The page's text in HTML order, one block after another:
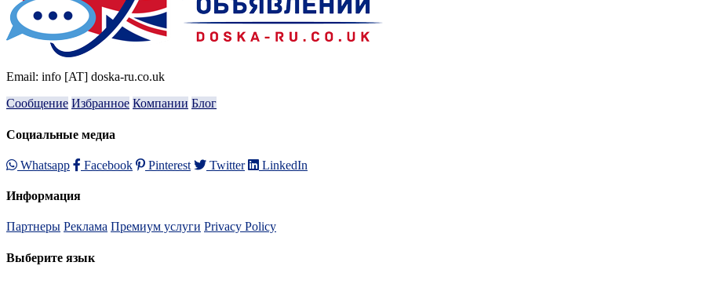
Email: info [AT] doska-ru.co.uk
Сообщение Избранное Компании Блог
Социальные медиа
Whatsapp Facebook Pinterest Twitter LinkedIn
Информация
Партнеры Реклама Премиум услуги Privacy Policy
Выберите язык